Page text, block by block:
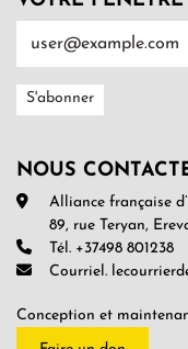
NOUS
Alliance française
89, rue Teryan,
Tél. +37498 801238
Courriel.
Conception et